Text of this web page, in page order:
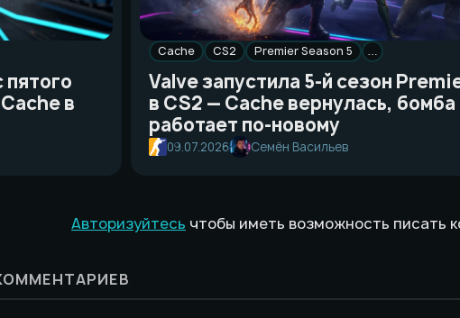
пятого
в
Cache CS2 Premier Season 5 …
Valve запустила 5-й сезон
в CS2 — Cache вернулась, бомба
работает по-новому
09.07.2026 Семён Васильев
Авторизуйтесь чтобы иметь возможность писать